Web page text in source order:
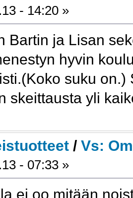
- 14:20 »
Bartin ja Lisan
hyvin
suku
skeittausta yli
/Vs:
- 07:33 »
ei oo mitään